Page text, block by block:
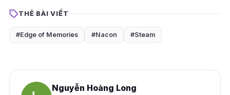
THẺ BÀI VIẾT
#Edge of Memories #Nacon #Steam
Nguyễn Hoàng Long